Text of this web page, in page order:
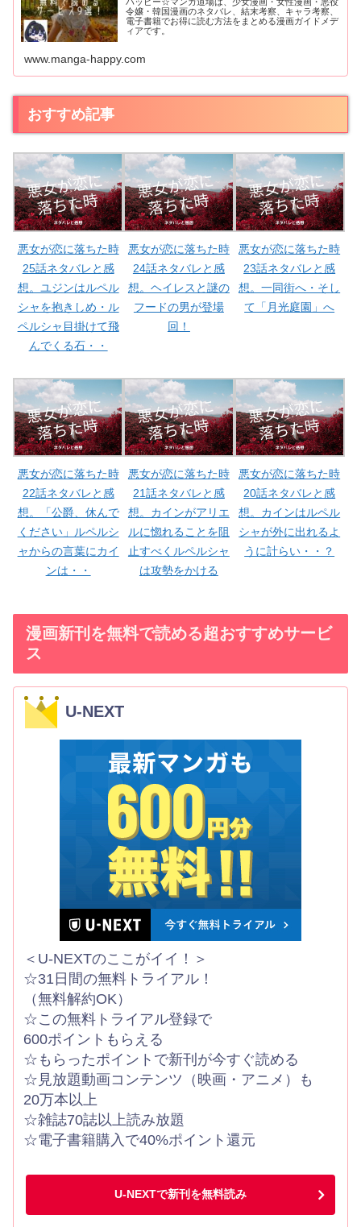
令嬢・韓国漫画のネタバレ、結末考察、キャラ考察、
電子書籍でお得に読む方法をまとめる漫画ガイドメデ
ィアです。
www.manga-happy.com
おすすめ記事
悪女が恋に落ちた時
25話ネタバレと感
想。ユジンはルペル
シャを抱きしめ・ル
ペルシャ目掛けて飛
んでくる石・・
悪女が恋に落ちた時
24話ネタバレと感
想。ヘイレスと謎の
フードの男が登場
回！
悪女が恋に落ちた時
23話ネタバレと感
想。一同街へ・そし
て「月光庭園」へ
悪女が恋に落ちた時
22話ネタバレと感
想。「公爵、休んで
ください」ルペルシ
ャからの言葉にカイ
ンは・・
悪女が恋に落ちた時
21話ネタバレと感
想。カインがアリエ
ルに惚れることを阻
止すべくルペルシャ
は攻勢をかける
悪女が恋に落ちた時
20話ネタバレと感
想。カインはルペル
シャが外に出れるよ
うに計らい・・？
漫画新刊を無料で読める超おすすめサービ
ス
U-NEXT
＜U-NEXTのここがイイ！＞
☆31日間の無料トライアル！
（無料解約OK）
☆この無料トライアル登録で
600ポイントもらえる
☆もらったポイントで新刊が今すぐ読める
☆見放題動画コンテンツ（映画・アニメ）も
20万本以上
☆雑誌70誌以上読み放題
☆電子書籍購入で40%ポイント還元
U-NEXTで新刊を無料読み